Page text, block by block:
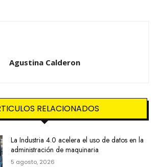
Agustina Calderon
RELACIONADOS
La Industria 4.0 acelera el uso de datos en la
administración de maquinaria
5 agosto, 2026